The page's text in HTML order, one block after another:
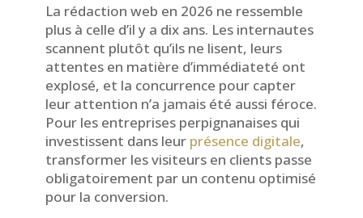
La rédaction web en 2026 ne ressemble
plus à celle d’il y a dix ans. Les internautes
scannent plutôt qu’ils ne lisent, leurs
attentes en matière d’immédiateté ont
explosé, et la concurrence pour capter
leur attention n’a jamais été aussi féroce.
Pour les entreprises perpignanaises qui
investissent dans leur présence digitale,
transformer les visiteurs en clients passe
obligatoirement par un contenu optimisé
pour la conversion.